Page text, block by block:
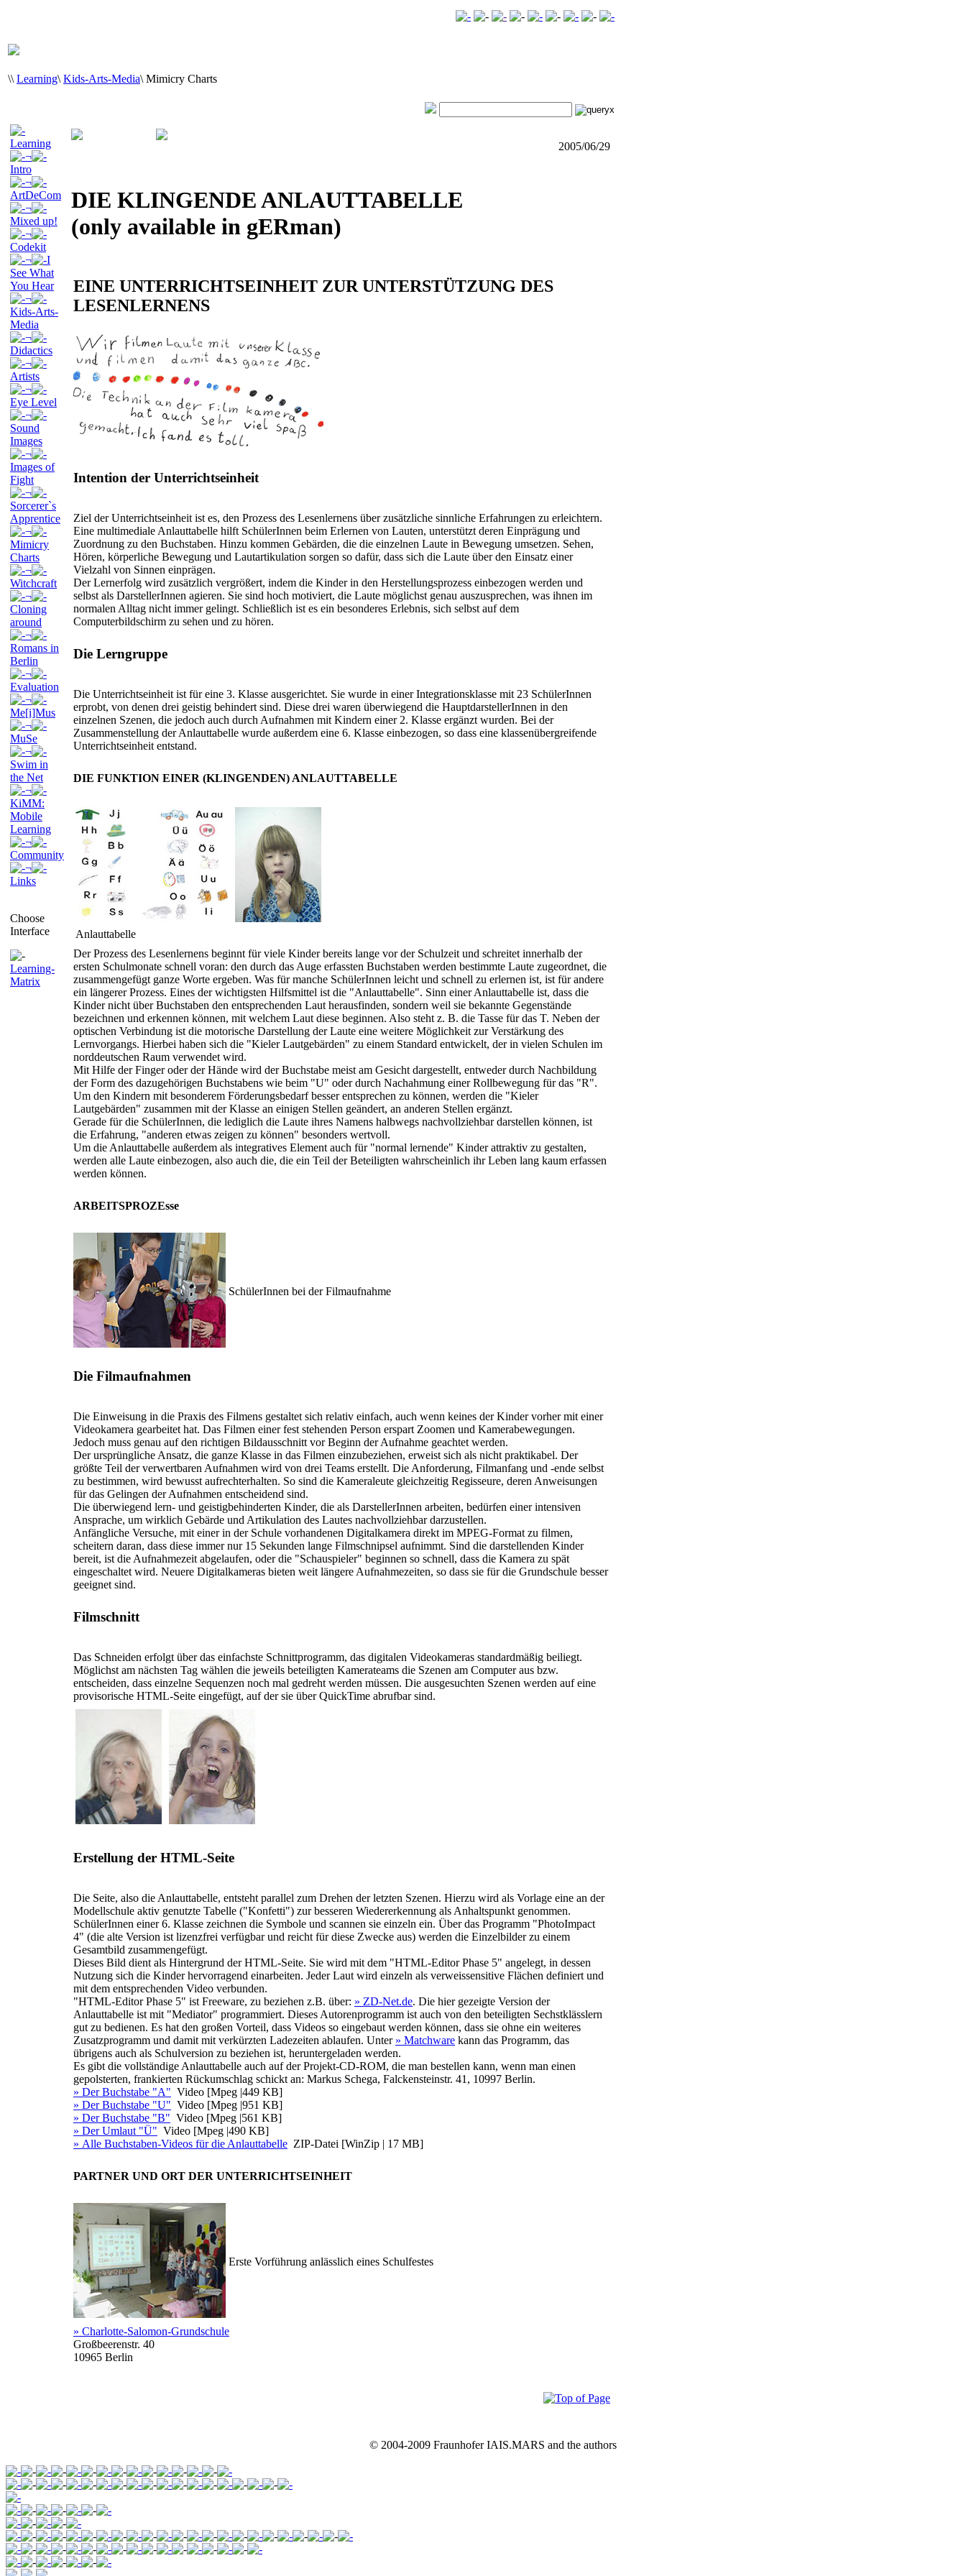
\\ Learning\ Kids-Arts-Media\ Mimicry Charts
Learning
¬
Intro
¬
ArtDeCom
¬
Mixed up!
¬
Codekit
¬
I
See What
You Hear
¬
Kids-Arts-
Media
¬
Didactics
¬
Artists
¬
Eye Level
¬
Sound
Images
¬
Images of
Fight
¬
Sorcerer`s
Apprentice
¬
Mimicry
Charts
¬
Witchcraft
¬
Cloning
around
¬
Romans in
Berlin
¬
Evaluation
¬
Me[i]Mus
¬
MuSe
¬
Swim in
the Net
¬
KiMM:
Mobile
Learning
¬
Community
¬
Links
Choose
Interface
Learning-
Matrix
2005/06/29
DIE KLINGENDE ANLAUTTABELLE
(only available in gERman)
EINE UNTERRICHTSEINHEIT ZUR UNTERSTÜTZUNG DES
LESENLERNENS
Intention der Unterrichtseinheit
Ziel der Unterrichtseinheit ist es, den Prozess des Lesenlernens über zusätzliche sinnliche Erfahrungen zu erleichtern.
Eine multimediale Anlauttabelle hilft SchülerInnen beim Erlernen von Lauten, unterstützt deren Einprägung und
Zuordnung zu den Buchstaben. Hinzu kommen Gebärden, die die einzelnen Laute in Bewegung umsetzen. Sehen,
Hören, körperliche Bewegung und Lautartikulation sorgen so dafür, dass sich die Laute über den Einsatz einer
Vielzahl von Sinnen einprägen.
Der Lernerfolg wird zusätzlich vergrößert, indem die Kinder in den Herstellungsprozess einbezogen werden und
selbst als DarstellerInnen agieren. Sie sind hoch motiviert, die Laute möglichst genau auszusprechen, was ihnen im
normalen Alltag nicht immer gelingt. Schließlich ist es ein besonderes Erlebnis, sich selbst auf dem
Computerbildschirm zu sehen und zu hören.
Die Lerngruppe
Die Unterrichtseinheit ist für eine 3. Klasse ausgerichtet. Sie wurde in einer Integrationsklasse mit 23 SchülerInnen
erprobt, von denen drei geistig behindert sind. Diese drei waren überwiegend die HauptdarstellerInnen in den
einzelnen Szenen, die jedoch auch durch Aufnahmen mit Kindern einer 2. Klasse ergänzt wurden. Bei der
Zusammenstellung der Anlauttabelle wurde außerdem eine 6. Klasse einbezogen, so dass eine klassenübergreifende
Unterrichtseinheit entstand.
DIE FUNKTION EINER (KLINGENDEN) ANLAUTTABELLE
Anlauttabelle
Der Prozess des Lesenlernens beginnt für viele Kinder bereits lange vor der Schulzeit und schreitet innerhalb der
ersten Schulmonate schnell voran: den durch das Auge erfassten Buchstaben werden bestimmte Laute zugeordnet, die
zusammengefügt ganze Worte ergeben. Was für manche SchülerInnen leicht und schnell zu erlernen ist, ist für andere
ein längerer Prozess. Eines der wichtigsten Hilfsmittel ist die "Anlauttabelle". Sinn einer Anlauttabelle ist, dass die
Kinder nicht über Buchstaben den entsprechenden Laut herausfinden, sondern weil sie bekannte Gegenstände
bezeichnen und erkennen können, mit welchem Laut diese beginnen. Also steht z. B. die Tasse für das T. Neben der
optischen Verbindung ist die motorische Darstellung der Laute eine weitere Möglichkeit zur Verstärkung des
Lernvorgangs. Hierbei haben sich die "Kieler Lautgebärden" zu einem Standard entwickelt, der in vielen Schulen im
norddeutschen Raum verwendet wird.
Mit Hilfe der Finger oder der Hände wird der Buchstabe meist am Gesicht dargestellt, entweder durch Nachbildung
der Form des dazugehörigen Buchstabens wie beim "U" oder durch Nachahmung einer Rollbewegung für das "R".
Um den Kindern mit besonderem Förderungsbedarf besser entsprechen zu können, werden die "Kieler
Lautgebärden" zusammen mit der Klasse an einigen Stellen geändert, an anderen Stellen ergänzt.
Gerade für die SchülerInnen, die lediglich die Laute ihres Namens halbwegs nachvollziehbar darstellen können, ist
die Erfahrung, "anderen etwas zeigen zu können" besonders wertvoll.
Um die Anlauttabelle außerdem als integratives Element auch für "normal lernende" Kinder attraktiv zu gestalten,
werden alle Laute einbezogen, also auch die, die ein Teil der Beteiligten wahrscheinlich ihr Leben lang kaum erfassen
werden können.
ARBEITSPROZEsse
SchülerInnen bei der Filmaufnahme
Die Filmaufnahmen
Die Einweisung in die Praxis des Filmens gestaltet sich relativ einfach, auch wenn keines der Kinder vorher mit einer
Videokamera gearbeitet hat. Das Filmen einer fest stehenden Person erspart Zoomen und Kamerabewegungen.
Jedoch muss genau auf den richtigen Bildausschnitt vor Beginn der Aufnahme geachtet werden.
Der ursprüngliche Ansatz, die ganze Klasse in das Filmen einzubeziehen, erweist sich als nicht praktikabel. Der
größte Teil der verwertbaren Aufnahmen wird von drei Teams erstellt. Die Anforderung, Filmanfang und -ende selbst
zu bestimmen, wird bewusst aufrechterhalten. So sind die Kameraleute gleichzeitig Regisseure, deren Anweisungen
für das Gelingen der Aufnahmen entscheidend sind.
Die überwiegend lern- und geistigbehinderten Kinder, die als DarstellerInnen arbeiten, bedürfen einer intensiven
Ansprache, um wirklich Gebärde und Artikulation des Lautes nachvollziehbar darzustellen.
Anfängliche Versuche, mit einer in der Schule vorhandenen Digitalkamera direkt im MPEG-Format zu filmen,
scheitern daran, dass diese immer nur 15 Sekunden lange Filmschnipsel aufnimmt. Sind die darstellenden Kinder
bereit, ist die Aufnahmezeit abgelaufen, oder die "Schauspieler" beginnen so schnell, dass die Kamera zu spät
eingeschaltet wird. Neuere Digitalkameras bieten weit längere Aufnahmezeiten, so dass sie für die Grundschule besser
geeignet sind.
Filmschnitt
Das Schneiden erfolgt über das einfachste Schnittprogramm, das digitalen Videokameras standardmäßig beiliegt.
Möglichst am nächsten Tag wählen die jeweils beteiligten Kamerateams die Szenen am Computer aus bzw.
entscheiden, dass einzelne Sequenzen noch mal gedreht werden müssen. Die ausgesuchten Szenen werden auf eine
provisorische HTML-Seite eingefügt, auf der sie über QuickTime abrufbar sind.
Erstellung der HTML-Seite
Die Seite, also die Anlauttabelle, entsteht parallel zum Drehen der letzten Szenen. Hierzu wird als Vorlage eine an der
Modellschule aktiv genutzte Tabelle ("Konfetti") zur besseren Wiedererkennung als Anhaltspunkt genommen.
SchülerInnen einer 6. Klasse zeichnen die Symbole und scannen sie einzeln ein. Über das Programm "PhotoImpact
4" (die alte Version ist lizenzfrei verfügbar und reicht für diese Zwecke aus) werden die Einzelbilder zu einem
Gesamtbild zusammengefügt.
Dieses Bild dient als Hintergrund der HTML-Seite. Sie wird mit dem "HTML-Editor Phase 5" angelegt, in dessen
Nutzung sich die Kinder hervorragend einarbeiten. Jeder Laut wird einzeln als verweissensitive Flächen definiert und
mit dem entsprechenden Video verbunden.
"HTML-Editor Phase 5" ist Freeware, zu beziehen z.B. über: » ZD-Net.de. Die hier gezeigte Version der
Anlauttabelle ist mit "Mediator" programmiert. Dieses Autorenprogramm ist auch von den beteiligten Sechstklässlern
gut zu bedienen. Es hat den großen Vorteil, dass Videos so eingebaut werden können, dass sie ohne ein weiteres
Zusatzprogramm und damit mit verkürzten Ladezeiten ablaufen. Unter » Matchware kann das Programm, das
übrigens auch als Schulversion zu beziehen ist, heruntergeladen werden.
Es gibt die vollständige Anlauttabelle auch auf der Projekt-CD-ROM, die man bestellen kann, wenn man einen
gepolsterten, frankierten Rückumschlag schickt an: Markus Schega, Falckensteinstr. 41, 10997 Berlin.
» Der Buchstabe "A" Video [Mpeg |449 KB]
» Der Buchstabe "U" Video [Mpeg |951 KB]
» Der Buchstabe "B" Video [Mpeg |561 KB]
» Der Umlaut "Ü" Video [Mpeg |490 KB]
» Alle Buchstaben-Videos für die Anlauttabelle ZIP-Datei [WinZip | 17 MB]
PARTNER UND ORT DER UNTERRICHTSEINHEIT
Erste Vorführung anlässlich eines Schulfestes
» Charlotte-Salomon-Grundschule
Großbeerenstr. 40
10965 Berlin
© 2004-2009 Fraunhofer IAIS.MARS and the authors